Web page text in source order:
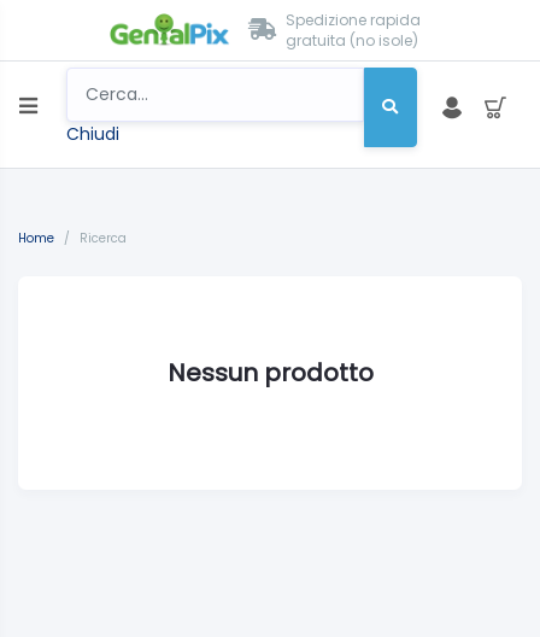
Spedizione rapida
gratuita (no isole)
Chiudi
Home / Ricerca
Nessun prodotto